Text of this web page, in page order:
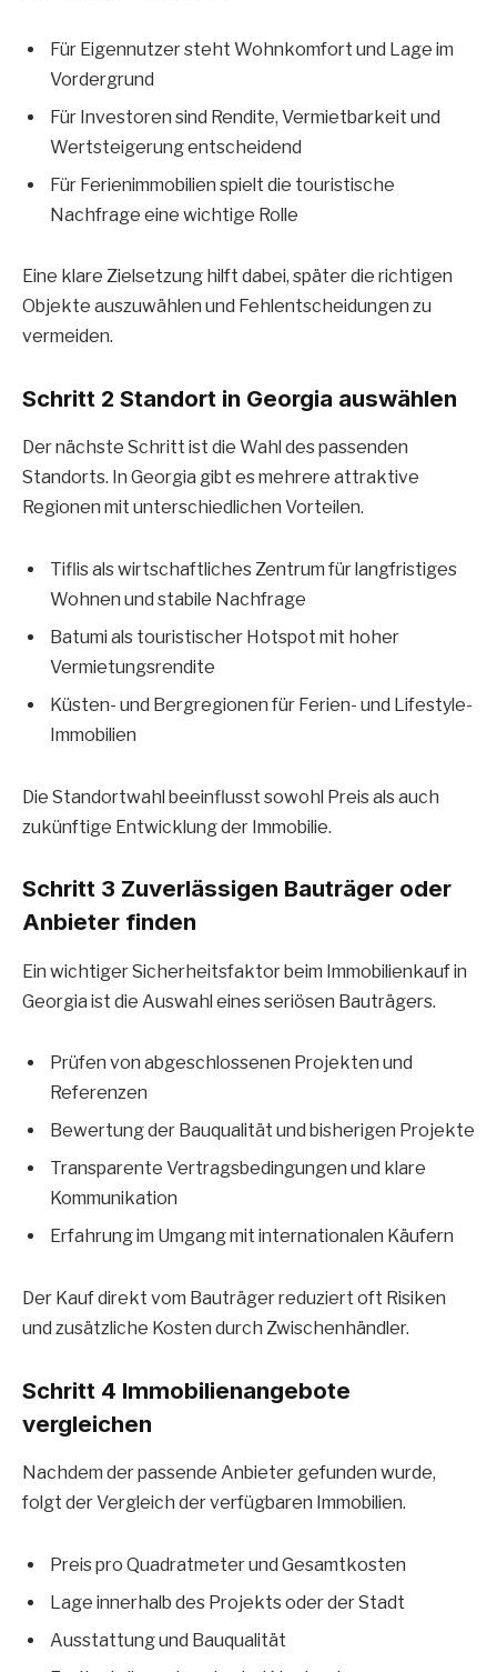
Für Eigennutzer steht Wohnkomfort und Lage im
Vordergrund
Für Investoren sind Rendite, Vermietbarkeit und
Wertsteigerung entscheidend
Für Ferienimmobilien spielt die touristische
Nachfrage eine wichtige Rolle
Eine klare Zielsetzung hilft dabei, später die richtigen
Objekte auszuwählen und Fehlentscheidungen zu
vermeiden.
Schritt 2 Standort in Georgia auswählen
Der nächste Schritt ist die Wahl des passenden
Standorts. In Georgia gibt es mehrere attraktive
Regionen mit unterschiedlichen Vorteilen.
Tiflis als wirtschaftliches Zentrum für langfristiges
Wohnen und stabile Nachfrage
Batumi als touristischer Hotspot mit hoher
Vermietungsrendite
Küsten- und Bergregionen für Ferien- und Lifestyle-
Immobilien
Die Standortwahl beeinflusst sowohl Preis als auch
zukünftige Entwicklung der Immobilie.
Schritt 3 Zuverlässigen Bauträger oder
Anbieter finden
Ein wichtiger Sicherheitsfaktor beim Immobilienkauf in
Georgia ist die Auswahl eines seriösen Bauträgers.
Prüfen von abgeschlossenen Projekten und
Referenzen
Bewertung der Bauqualität und bisherigen Projekte
Transparente Vertragsbedingungen und klare
Kommunikation
Erfahrung im Umgang mit internationalen Käufern
Der Kauf direkt vom Bauträger reduziert oft Risiken
und zusätzliche Kosten durch Zwischenhändler.
Schritt 4 Immobilienangebote
vergleichen
Nachdem der passende Anbieter gefunden wurde,
folgt der Vergleich der verfügbaren Immobilien.
Preis pro Quadratmeter und Gesamtkosten
Lage innerhalb des Projekts oder der Stadt
Ausstattung und Bauqualität